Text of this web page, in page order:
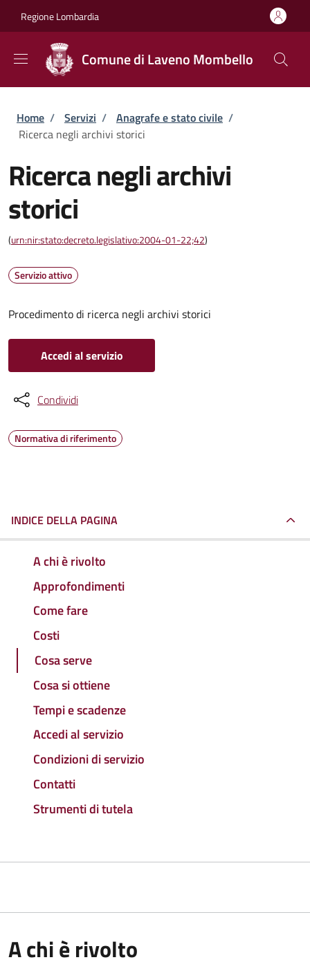
Regione Lombardia
Comune di Laveno Mombello
Briciole di pane
Home / Servizi / Anagrafe e stato civile /
Ricerca negli archivi storici
Ricerca negli archivi
storici
(urn:nir:stato:decreto.legislativo:2004-01-22;42)
Servizio attivo
Procedimento di ricerca negli archivi storici
Accedi al servizio
Condividi
Normativa di riferimento
INDICE DELLA PAGINA
A chi è rivolto
Approfondimenti
Come fare
Costi
Cosa serve
Cosa si ottiene
Tempi e scadenze
Accedi al servizio
Condizioni di servizio
Contatti
Strumenti di tutela
A chi è rivolto